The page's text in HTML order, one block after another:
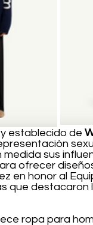
establecido de
sus
ofrecer
en honor al
que destacaron
ropa para